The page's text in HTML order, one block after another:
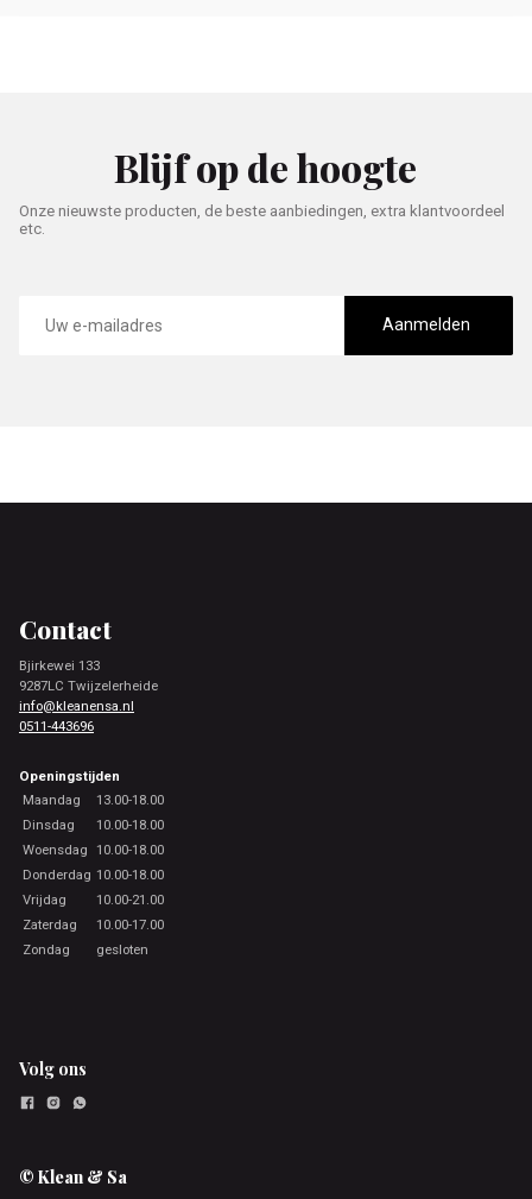
Blijf op de hoogte
Onze nieuwste producten, de beste aanbiedingen, extra klantvoordeel
etc.
mailadres
Aanmelden
Contact
Bjirkewei 133
9287LC Twijzelerheide
info@kleanensa.nl
0511-443696
Openingstijden
Maandag
13.00-18.00
Dinsdag
10.00-18.00
Woensdag 10.00-18.00
Donderdag 10.00-18.00
Vrijdag
10.00-21.00
Zaterdag
10.00-17.00
Zondag
gesloten
Volg ons
© Klean & Sa